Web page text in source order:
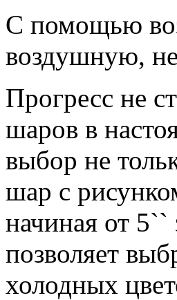
С помощью
воздушную,
Прогресс не
шаров в
выбор не
шар с
начиная от 5``
позволяет
холодных